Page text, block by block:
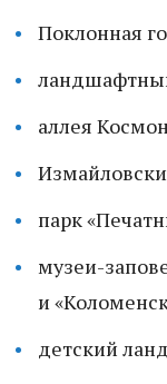
Поклонная
аллея
парк
музеи-
и
детский